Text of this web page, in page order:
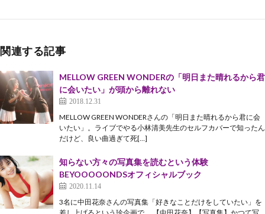
関連する記事
MELLOW GREEN WONDERの「明日また晴れるから君
に会いたい」が頭から離れない
2018.12.31
MELLOW GREEN WONDERさんの「明日また晴れるから君に会
いたい」。ライブでやる小林清美先生のセルフカバーで知ったん
だけど、良い曲過ぎて死[…]
知らない方々の写真集を読むという体験
BEYOOOOONDSオフィシャルブック
2020.11.14
3名に中田花奈さんの写真集「好きなことだけをしていたい」を